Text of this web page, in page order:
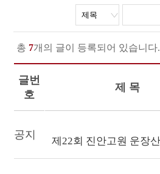
총 7개의 글이 등록되어 있습니다.
글번
호
제 목
공지